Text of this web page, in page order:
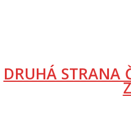
DRUHÁ STRANA